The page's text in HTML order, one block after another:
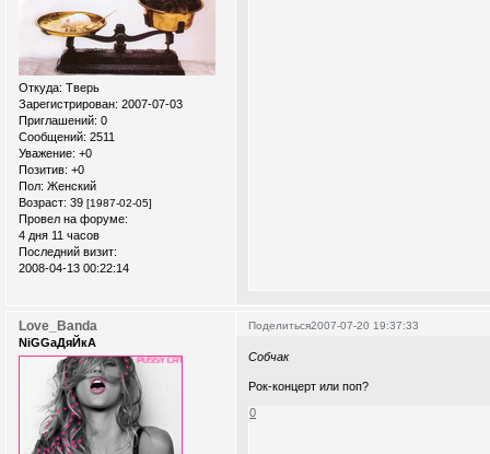
Откуда: Тверь
Зарегистрирован: 2007-07-03
Приглашений: 0
Сообщений: 2511
Уважение: +0
Позитив: +0
Пол: Женский
Возраст: 39 [1987-02-05]
Провел на форуме:
4 дня 11 часов
Последний визит:
2008-04-13 00:22:14
Поделиться2007-07-20 19:37:33
Love_Banda
NiGGaДяЙкА
Собчак
Рок-концерт или поп?
0